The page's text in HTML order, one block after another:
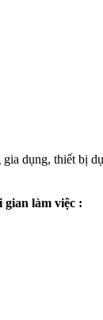
dụng, thiết bị
gian làm việc :